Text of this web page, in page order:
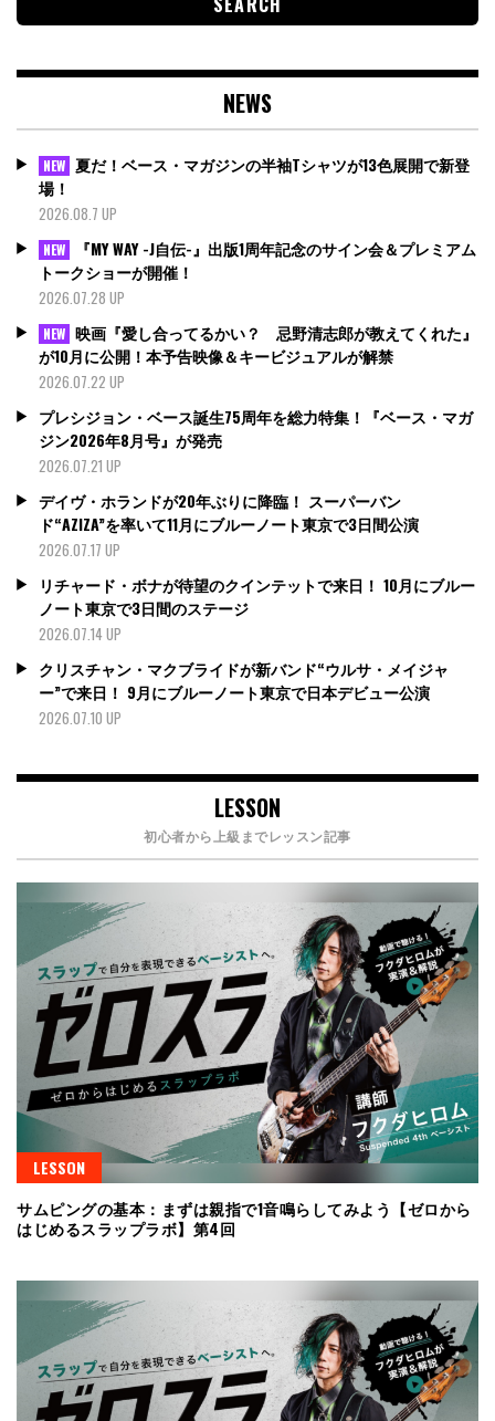
NEWS
NEW 夏だ！ベース・マガジンの半袖Tシャツが13色展開で新登
場！
2026.08.7 UP
NEW
『MY WAY -J自伝-』出版1周年記念のサイン会＆プレミアム
トークショーが開催！
2026.07.28 UP
NEW 映画『愛し合ってるかい？ 忌野清志郎が教えてくれた』
が10月に公開！本予告映像＆キービジュアルが解禁
2026.07.22 UP
プレシジョン・ベース誕生75周年を総力特集！『ベース・マガ
ジン2026年8月号』が発売
2026.07.21 UP
デイヴ・ホランドが20年ぶりに降臨！ スーパーバン
ド“AZIZA”を率いて11月にブルーノート東京で3日間公演
2026.07.17 UP
リチャード・ボナが待望のクインテットで来日！ 10月にブルー
ノート東京で3日間のステージ
2026.07.14 UP
クリスチャン・マクブライドが新バンド“ウルサ・メイジャ
ー”で来日！ 9月にブルーノート東京で日本デビュー公演
2026.07.10 UP
LESSON
初心者から上級までレッスン記事
LESSON
サムピングの基本：まずは親指で1音鳴らしてみよう【ゼロから
はじめるスラップラボ】第4回